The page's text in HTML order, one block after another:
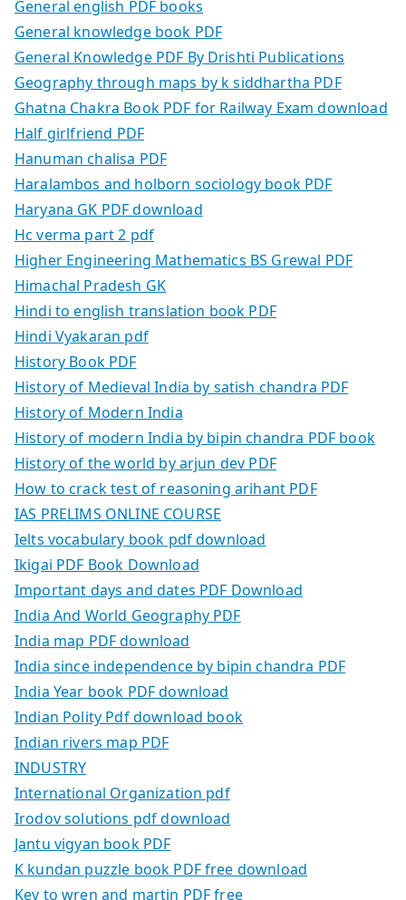
General english PDF books
General knowledge book PDF
General Knowledge PDF By Drishti Publications
Geography through maps by k siddhartha PDF
Ghatna Chakra Book PDF for Railway Exam download
Half girlfriend PDF
Hanuman chalisa PDF
Haralambos and holborn sociology book PDF
Haryana GK PDF download
Hc verma part 2 pdf
Higher Engineering Mathematics BS Grewal PDF
Himachal Pradesh GK
Hindi to english translation book PDF
Hindi Vyakaran pdf
History Book PDF
History of Medieval India by satish chandra PDF
History of Modern India
History of modern India by bipin chandra PDF book
History of the world by arjun dev PDF
How to crack test of reasoning arihant PDF
IAS PRELIMS ONLINE COURSE
Ielts vocabulary book pdf download
Ikigai PDF Book Download
Important days and dates PDF Download
India And World Geography PDF
India map PDF download
India since independence by bipin chandra PDF
India Year book PDF download
Indian Polity Pdf download book
Indian rivers map PDF
INDUSTRY
International Organization pdf
Irodov solutions pdf download
Jantu vigyan book PDF
K kundan puzzle book PDF free download
Key to wren and martin PDF free